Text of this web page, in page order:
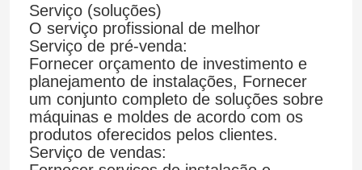
Serviço (soluções)
O serviço profissional de melhor
Serviço de pré-venda:
Fornecer orçamento de investimento e
planejamento de instalações, Fornecer
um conjunto completo de soluções sobre
máquinas e moldes de acordo com os
produtos oferecidos pelos clientes.
Serviço de vendas: